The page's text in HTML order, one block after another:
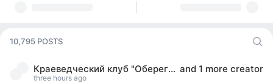
10,795 POSTS
Краеведческий клуб "Оберег". Карелия. and 1 more creator
three hours ago